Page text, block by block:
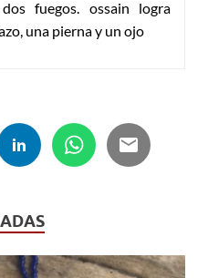
fuegos. ossain logra
una pierna y un ojo